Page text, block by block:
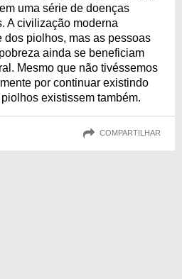
uma série de doenças
A civilização moderna
dos piolhos, mas as pessoas
ainda se beneficiam
Mesmo que não tivéssemos
por continuar existindo
existissem também.
COMPARTILHAR